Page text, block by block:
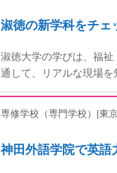
淑徳の新学科をチェ
淑徳大学の学びは、福祉
通して、リアルな現場を
専修学校（専門学校）|東
神田外語学院で英語